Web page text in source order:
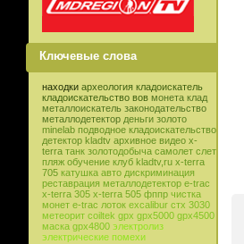
Ключевые слова
находки археология кладоискатель
кладоискательство вов монета клад
металлоискатель законодательство
металлодетектор деньги золото
minelab подводное кладоискательство
детектор kladtv архивное видео x-
terra танк золотодобыча самолет слет
пляж обучение клуб kladtv,ru x-terra
705 катушка авто дискриминация
реставрация металлодетектор e-trac
x-terra 305 x-terra 505 фппр чистка
монет e-trac лоток excalibur стх 3030
метеорит coiltek gpx gpx5000 gpx4500
маска gpx4800 электролиз
электрические помехи